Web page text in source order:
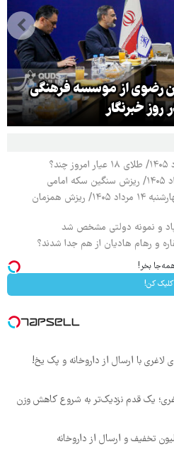
رضوی از موسسه فرهنگی
خبرنگار
قیمت محصولات ایران خودرو چهارشنبه ۱۴ مرداد ۱۴۰۵/ ریزش همزمان
و نمونه دولتی مشخص شد
و رهام هادیان از هم جدا شدند؟
کلیک کن!